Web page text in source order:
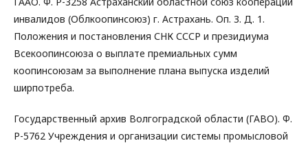
инвалидов (Облкоопинсоюз) г. Астрахань. Оп. 3. Д. 1.
Положения и постановления СНК СССР и президиума
Всекоопинсоюза о выплате премиальных сумм
коопинсоюзам за выполнение плана выпуска изделий
ширпотреба.
Государственный архив Волгоградской области (ГАВО). Ф.
Р-5762 Учреждения и организации системы промысловой